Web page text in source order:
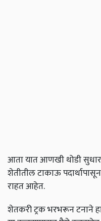
आता यात आणखी थोडी
शेतीतील टाकाऊ
राहत आहेत.
शेतकरी ट्रक भरभरून टनाने